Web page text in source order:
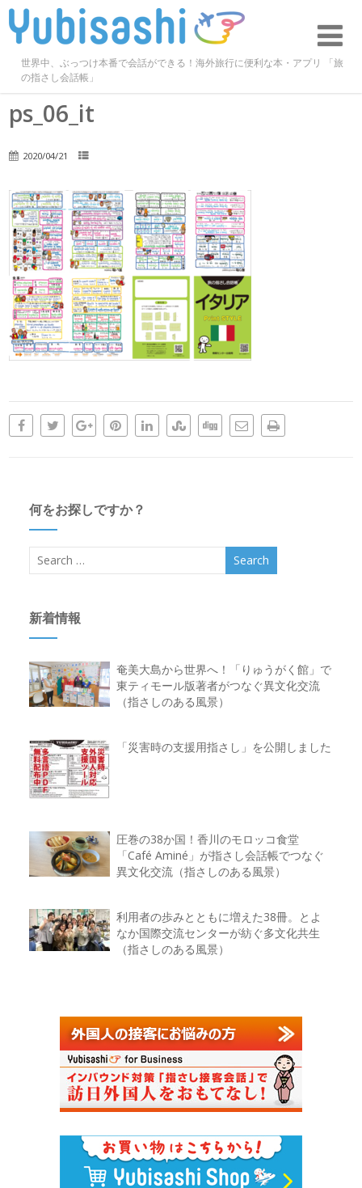
世界中、ぶっつけ本番で会話ができる！海外旅行に便利な本・アプリ 「旅
の指さし会話帳」
ps_06_it
2020/04/21
何をお探しですか？
新着情報
奄美大島から世界へ！「りゅうがく館」で
東ティモール版著者がつなぐ異文化交流
（指さしのある風景）
「災害時の支援用指さし」を公開しました
圧巻の38か国！香川のモロッコ食堂
「Café Aminé」が指さし会話帳でつなぐ
異文化交流（指さしのある風景）
利用者の歩みとともに増えた38冊。とよ
なか国際交流センターが紡ぐ多文化共生
（指さしのある風景）